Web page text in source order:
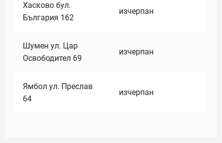
Хасково бул.
България 162
изчерпан
Шумен ул. Цар
Освободител 69
изчерпан
Ямбол ул. Преслав
64
изчерпан